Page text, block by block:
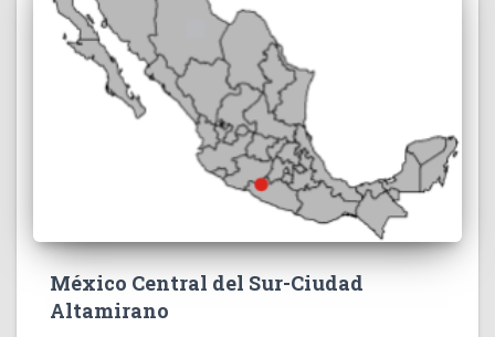
México Central del Sur-Ciudad
Altamirano